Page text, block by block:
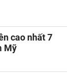
cao nhất 7
Mỹ